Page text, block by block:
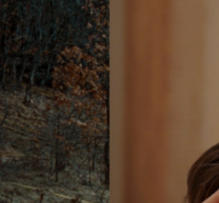
Scolaire
Presse / Pro
FR EN DE
Emplois
Soumissions
Archives
Publications